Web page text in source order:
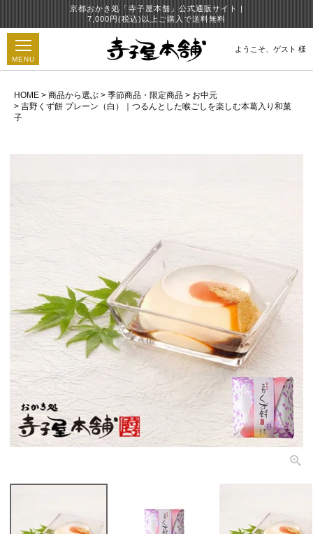
京都おかき処「寺子屋本舗」公式通販サイト |
7,000円(税込)以上ご購入で送料無料
MENU
ようこそ、 ゲスト 様
HOME 商品から選ぶ 季節商品・限定商品
お中元
吉野くず餅 プレーン（白）｜つるんとした喉ごしを楽しむ本葛入り和菓
子